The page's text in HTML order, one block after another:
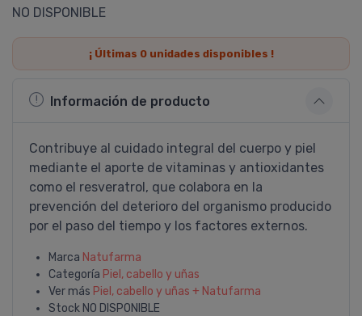
NO DISPONIBLE
¡ Últimas 0unidades disponibles !
Información de producto
Contribuye al cuidado integral del cuerpo y piel
mediante el aporte de vitaminas y antioxidantes
como el resveratrol, que colabora en la
prevención del deterioro del organismo producido
por el paso del tiempo y los factores externos.
Marca Natufarma
Categoría Piel, cabello y uñas
Ver más Piel, cabello y uñas + Natufarma
Stock NO DISPONIBLE